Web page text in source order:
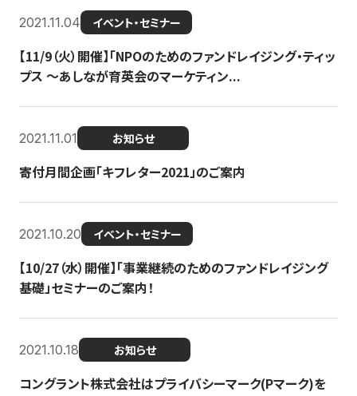
2021.11.04 イベント・セミナー
【11/9（火）開催】「NPOのためのファンドレイジング・ティッ
プス 〜あしなが育英会のマーケティン...
2021.11.01 お知らせ
寄付月間企画「キフレター2021」のご案内
2021.10.20 イベント・セミナー
【10/27（水）開催】「事業継続のためのファンドレイジング
基礎」セミナーのご案内！
2021.10.18 お知らせ
コングラント株式会社はプライバシーマーク(Pマーク)を